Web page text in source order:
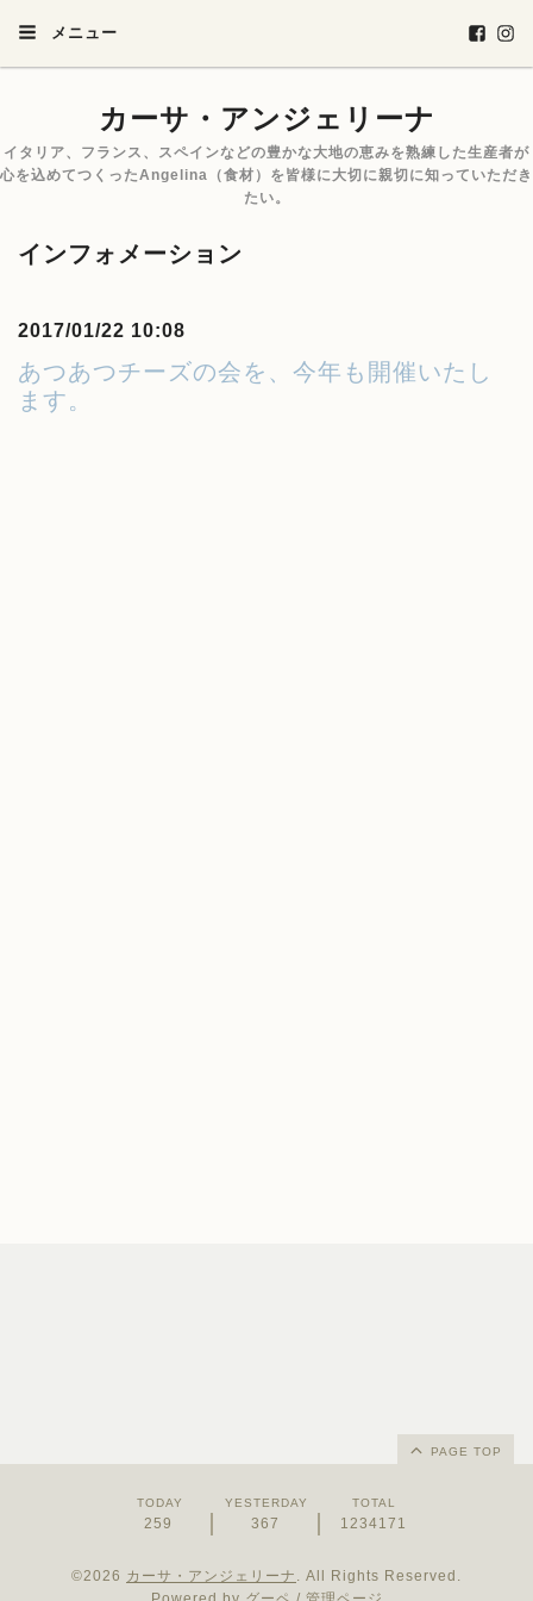
メニュー
カーサ・アンジェリーナ
イタリア、フランス、スペインなどの豊かな大地の恵みを熟練した生産者が
心を込めてつくったAngelina（食材）を皆様に大切に親切に知っていただき
たい。
インフォメーション
2017/01/22 10:08
あつあつチーズの会を、今年も開催いたし
ます。
PAGE TOP
TODAY
259
YESTERDAY
367
TOTAL
1234171
©2026 カーサ・アンジェリーナ . All Rights Reserved.